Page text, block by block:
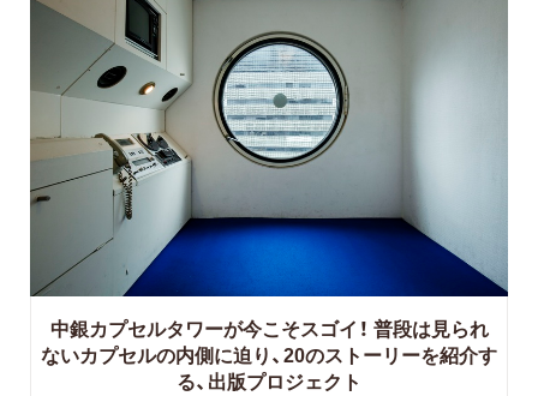
中銀カプセルタワーが今こそスゴイ！ 普段は見られ
ないカプセルの内側に迫り、20のストーリーを紹介す
る、出版プロジェクト